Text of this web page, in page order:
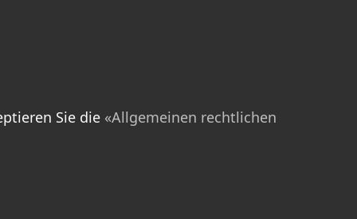
Sie die «Allgemeinen rechtlichen